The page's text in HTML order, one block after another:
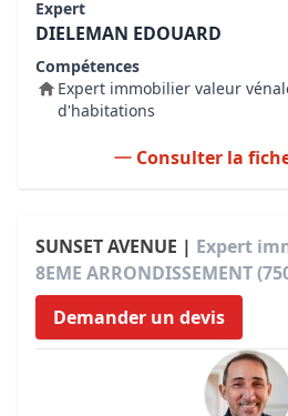
Expert
DIELEMAN EDOUARD
Compétences
Expert immobilier valeur
d'habitations
Consulter la
SUNSET AVENUE | Expert
8EME ARRONDISSEMENT
Demander un devis